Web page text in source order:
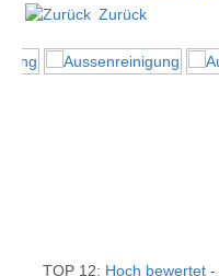
Zurück
TOP 12: Hoch bewertet -